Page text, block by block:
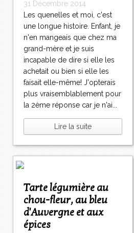
31 Décembre 2014
Les quenelles et moi, c'est
une longue histoire. Enfant, je
n'en mangeais que chez ma
grand-mère et je suis
incapable de dire si elle les
achetait ou bien si elle les
faisait elle-même! J'opterais
plus vraisemblablement pour
la 2ème réponse car je n'ai...
Lire la suite
Tarte légumière au
chou-fleur, au bleu
d'Auvergne et aux
épices